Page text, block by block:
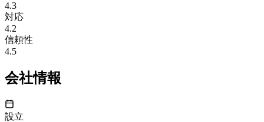
4.3
対応
4.2
信頼性
4.5
会社情報
設立